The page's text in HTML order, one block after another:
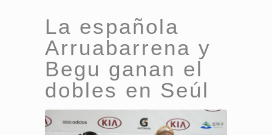
La española
Arruabarrena y
Begu ganan el
dobles en Seúl